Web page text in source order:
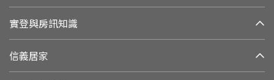
實登與房訊知識
信義居家